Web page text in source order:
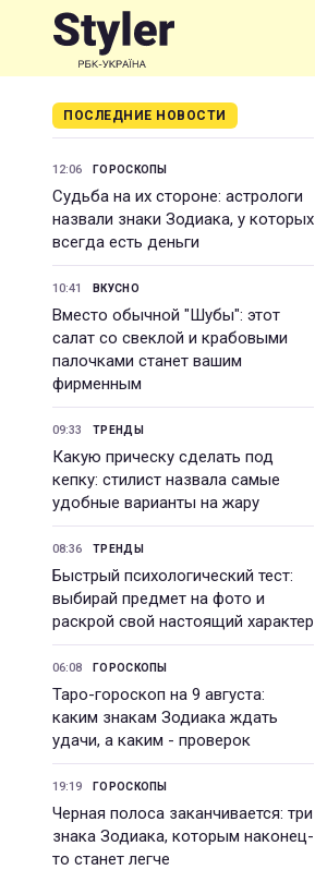
ПОСЛЕДНИЕ НОВОСТИ
12:06 ГОРОСКОПЫ
Судьба на их стороне: астрологи
назвали знаки Зодиака, у которых
всегда есть деньги
10:41 ВКУСНО
Вместо обычной "Шубы": этот
салат со свеклой и крабовыми
палочками станет вашим
фирменным
09:33 ТРЕНДЫ
Какую прическу сделать под
кепку: стилист назвала самые
удобные варианты на жару
08:36 ТРЕНДЫ
Быстрый психологический тест:
выбирай предмет на фото и
раскрой свой настоящий характер
06:08 ГОРОСКОПЫ
Таро-гороскоп на 9 августа:
каким знакам Зодиака ждать
удачи, а каким - проверок
19:19 ГОРОСКОПЫ
Черная полоса заканчивается: три
знака Зодиака, которым наконец-
то станет легче